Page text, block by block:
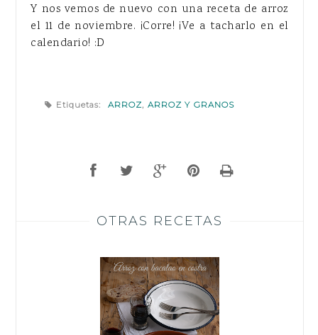
Y nos vemos de nuevo con una receta de arroz
el 11 de noviembre. ¡Corre! ¡Ve a tacharlo en el
calendario! :D
Etiquetas: ARROZ, ARROZ Y GRANOS
OTRAS RECETAS